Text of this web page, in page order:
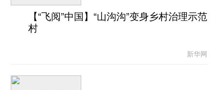
【“飞阅”中国】“山沟沟”变身乡村治理示范
村
新华网